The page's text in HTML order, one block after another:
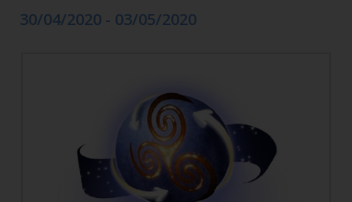
30/04/2020 - 03/05/2020